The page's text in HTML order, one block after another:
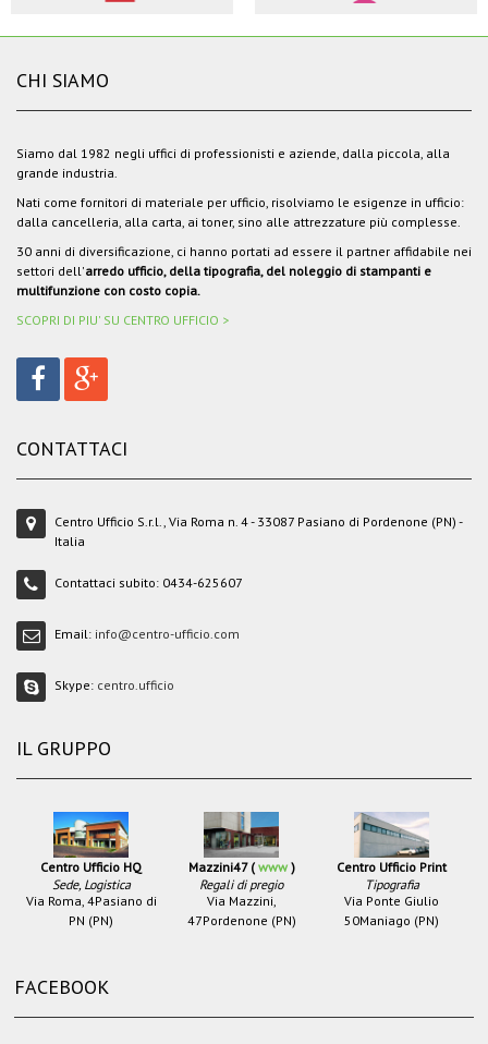
CHI SIAMO
Siamo dal 1982 negli uffici di professionisti e aziende, dalla piccola, alla
grande industria.
Nati come fornitori di materiale per ufficio, risolviamo le esigenze in ufficio:
dalla cancelleria, alla carta, ai toner, sino alle attrezzature più complesse.
30 anni di diversificazione, ci hanno portati ad essere il partner affidabile nei
settori dell'arredo ufficio, della tipografia, del noleggio di stampanti e
multifunzione con costo copia.
SCOPRI DI PIU' SU CENTRO UFFICIO >
CONTATTACI
Centro Ufficio S.r.l., Via Roma n. 4 - 33087 Pasiano di Pordenone (PN) -
Italia
Contattaci subito: 0434-625607
Email: info@centro-ufficio.com
Skype: centro.ufficio
IL GRUPPO
Centro Ufficio HQ
Sede, Logistica
Via Roma, 4Pasiano di
PN (PN)
Mazzini47 (www )
Regali di pregio
Via Mazzini,
47Pordenone (PN)
Centro Ufficio Print
Tipografia
Via Ponte Giulio
50Maniago (PN)
FACEBOOK